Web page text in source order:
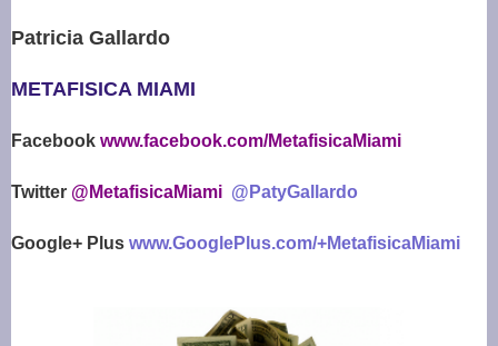
Patricia Gallardo
METAFISICA MIAMI
Facebook www.facebook.com/MetafisicaMiami
Twitter @MetafisicaMiami @PatyGallardo
Google+ Plus www.GooglePlus.com/+MetafisicaMiami